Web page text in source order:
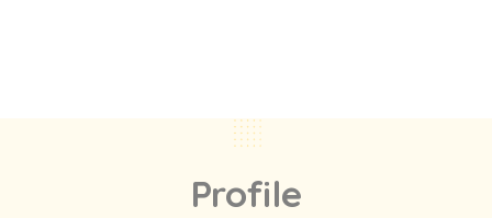
Profile